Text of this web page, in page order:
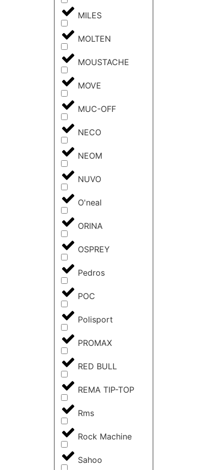
MILES
MOLTEN
MOUSTACHE
MOVE
MUC-OFF
NECO
NEOM
NUVO
O'neal
ORINA
OSPREY
Pedros
POC
Polisport
PROMAX
RED BULL
REMA TIP-TOP
Rms
Rock Machine
Sahoo